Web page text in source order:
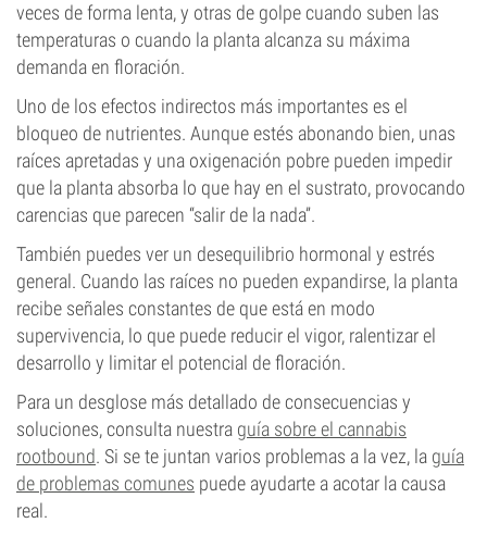
veces de forma lenta, y otras de golpe cuando suben las
temperaturas o cuando la planta alcanza su máxima
demanda en floración.
Uno de los efectos indirectos más importantes es el
bloqueo de nutrientes. Aunque estés abonando bien, unas
raíces apretadas y una oxigenación pobre pueden impedir
que la planta absorba lo que hay en el sustrato, provocando
carencias que parecen “salir de la nada”.
También puedes ver un desequilibrio hormonal y estrés
general. Cuando las raíces no pueden expandirse, la planta
recibe señales constantes de que está en modo
supervivencia, lo que puede reducir el vigor, ralentizar el
desarrollo y limitar el potencial de floración.
Para un desglose más detallado de consecuencias y
soluciones, consulta nuestra guía sobre el cannabis
rootbound. Si se te juntan varios problemas a la vez, la guía
de problemas comunes puede ayudarte a acotar la causa
real.